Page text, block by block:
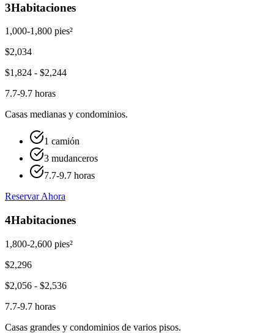
3Habitaciones
1,000-1,800 pies²
$2,034
$1,824 - $2,244
7.7-9.7 horas
Casas medianas y condominios.
1 camión
3 mudanceros
7.7-9.7 horas
Reservar Ahora
4Habitaciones
1,800-2,600 pies²
$2,296
$2,056 - $2,536
7.7-9.7 horas
Casas grandes y condominios de varios pisos.